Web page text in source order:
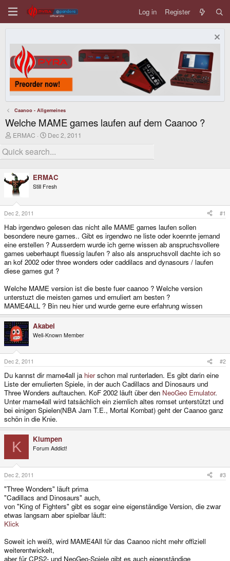
Log in Register
Caanoo - Allgemeines
Welche MAME games laufen auf dem Caanoo ?
T
r
e
d
s
t
a
r
t
e
r
ERMAC
S
a
r
d
a
t
Dec 2, 2011
ERMAC
Still Fresh
Dec 2, 2011 #1
Hab irgendwo gelesen das nicht alle MAME games laufen sollen
besondere neure games.. Gibt es irgendwo ne liste oder koennte jemand
eine erstellen ? Ausserdem wurde ich gerne wissen ab anspruchsvollere
games ueberhaupt fluessig laufen ? also als anspruchsvoll dachte ich so
an kof 2002 oder three wonders oder caddilacs and dynasours / laufen
diese games gut ?
Welche MAME version ist die beste fuer caanoo ? Welche version
unterstuzt die meisten games und emuliert am besten ?
MAME4ALL ? Bin neu hier und wurde gerne eure erfahrung wissen
Akabei
Well-Known Member
Dec 2, 2011 #2
Du kannst dir mame4all ja hierschon mal runterladen. Es gibt darin eine
Liste der emulierten Spiele, in der auch Cadillacs and Dinosaurs und
Three Wonders auftauchen. KoF 2002 läuft über den NeoGeo Emulator.
Unter mame4all wird tatsächlich ein ziemlich altes romset unterstützt und
bei einigen Spielen(NBA Jam T.E., Mortal Kombat) geht der Caanoo ganz
schön in die Knie.
K Klumpen
Forum Addict!
Dec 2, 2011 #3
"Three Wonders" läuft prima
"Cadillacs and Dinosaurs" auch,
von "King of Fighters" gibt es sogar eine eigenständige Version, die zwar
etwas langsam aber spielbar läuft:
Klick
Soweit ich weiß, wird MAME4All für das Caanoo nicht mehr offiziell
weiterentwickelt,
aber für CPS2- und NeoGeo-Spiele gibt es auch eigenständige